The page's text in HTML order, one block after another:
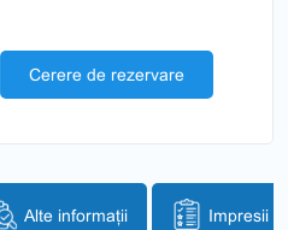
Cerere de rezervare
Alte informații Impresii